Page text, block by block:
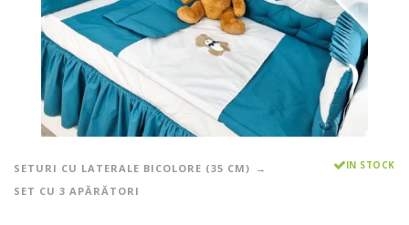
SETURI CU LATERALE BICOLORE (35 CM)
SET CU 3 APĂRĂTORI
IN STOCK